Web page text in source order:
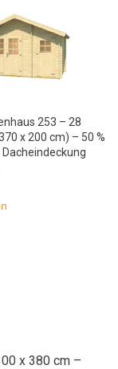
253 – 28
x 200 cm) – 50 %
x 380 cm –